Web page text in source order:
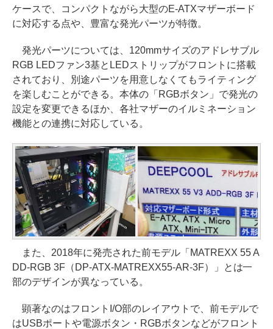
ケースで、コンパクトながら大型のE-ATXマザーボード
に対応する点や、豊富な発光パーツが特徴。
発光パーツについては、120mmサイズのアドレサブル
RGB LEDファン3基とLEDストリップがフロントに搭載
されており、別途パーツを用意しなくてもライティング
を楽しむことができる。本体の「RGBボタン」で発光の
設定を変更できるほか、各社マザーのイルミネーション
機能との連携に対応している。
また、2018年に発売された前モデル「MATREXX 55 A
DD-RGB 3F（DP-ATX-MATREXX55-AR-3F）」とは一
部のデザインが異なっている。
顕著なのはフロントI/O部のレイアウトで、前モデルで
はUSBポートや電源ボタン・RGBボタンなどがフロント